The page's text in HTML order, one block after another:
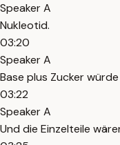
Speaker A
Nukleotid.
03:20
Speaker A
Base plus Zucker
03:22
Speaker A
Und die Einzelteile